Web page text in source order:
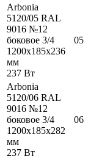
Arbonia
5120/05 RAL
9016 №12
боковое 3/4
1200x185x236
мм
237 Вт
05
Arbonia
5120/06 RAL
9016 №12
боковое 3/4
1200x185x282
мм
237 Вт
06